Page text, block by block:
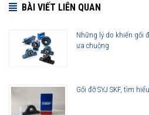
BÀI VIẾT LIÊN QUAN
Những lý do khiến gối
ưa chuộng
Gối đỡ SYJ SKF, tìm